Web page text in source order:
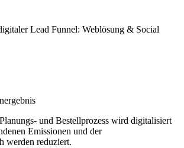
Lead Funnel: Weblösung & Social
und Bestellprozess wird digitalisiert
Emissionen und der
werden reduziert.